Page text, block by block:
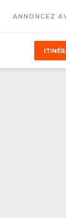
ANNONCEZ